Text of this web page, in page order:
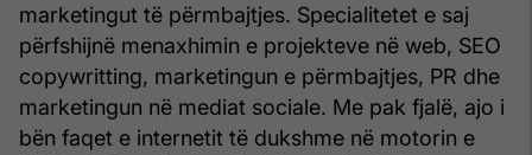
marketingut të përmbajtjes. Specialitetet e saj
përfshijnë menaxhimin e projekteve në web, SEO
copywritting, marketingun e përmbajtjes, PR dhe
marketingun në mediat sociale. Me pak fjalë, ajo i
bën faqet e internetit të dukshme në motorin e